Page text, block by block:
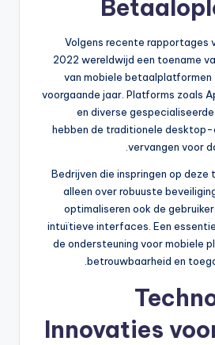
Volgens recente rapportages
2022 wereldwijd een toename
van mobiele
voorgaande jaar. Platforms zoals
en diverse
hebben de traditionele
vervangen voor
Bedrijven die inspringen op deze
alleen over robuuste
optimaliseren ook de
intuïtieve interfaces. Een
de ondersteuning voor mobiele
betrouwbaarheid en
Innovaties